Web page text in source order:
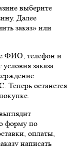
выберите
Далее
заказ» или
ФИО, телефон и
заказа.
Теперь останется
форму по
оплаты,
написать